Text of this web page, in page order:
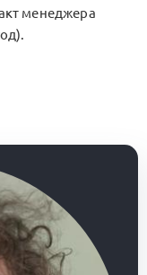
менеджера